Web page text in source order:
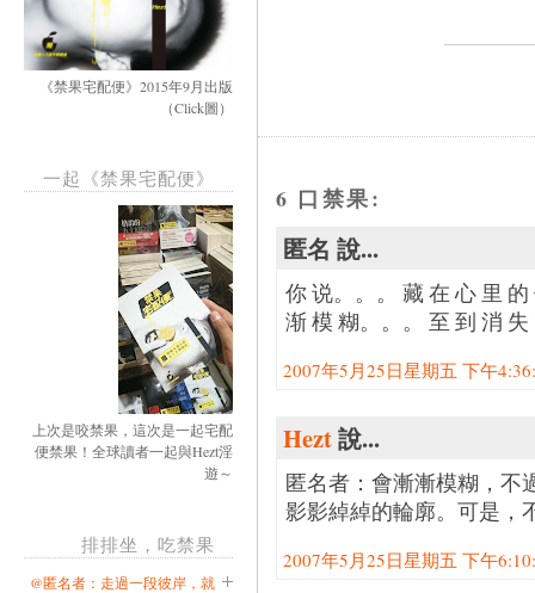
《禁果宅配便》2015年9月出版
（Click圖）
一起《禁果宅配便》
上次是咬禁果，這次是一起宅配
便禁果！全球讀者一起與Hezt淫
遊～
排排坐，吃禁果
@匿名者：走過一段彼岸，就
6 口禁果:
匿名 說...
你 说。。。 藏 在 心 里
渐 模 糊。。。 至 到 消
2007年5月25日星期五 下午
Hezt說...
匿名者：會漸漸模糊，不
影影綽綽的輪廓。可是，
2007年5月25日星期五 下午